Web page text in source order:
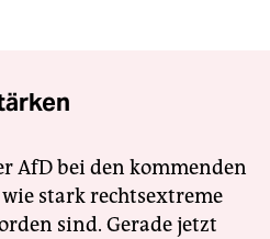
AfD bei den kommenden
stark rechtsextreme
sind. Gerade jetzt